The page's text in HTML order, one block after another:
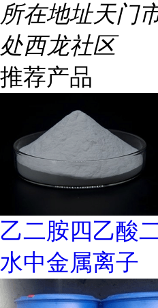
所在地址天门
处西龙社区
推荐产品
乙二胺四乙酸
水中金属离子